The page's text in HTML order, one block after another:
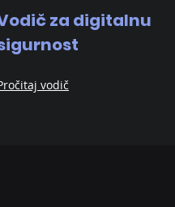
za digitalnu
vodič